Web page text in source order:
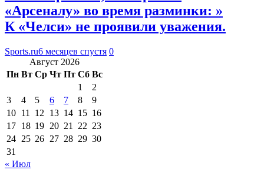
«Арсеналу» во время разминки: »
К «Челси» не проявили уважения.
Sports.ru6 месяцев спустя 0
Август 2026
Пн Вт Ср Чт Пт Сб Вс
1
2
3
4 5 6 7 8
9
10 11 12 13 14 15 16
17 18 19 20 21 22 23
24 25 26 27 28 29 30
31
« Июл